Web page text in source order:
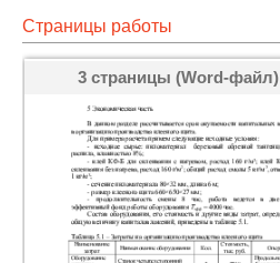
Страницы работы
3 страницы (Word-файл)